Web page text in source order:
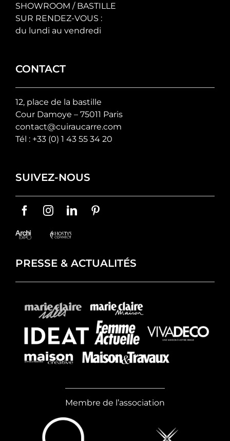
SHOWROOM / BASTILLE
SUR RENDEZ-VOUS :
du lundi au vendredi
CONTACT
12, place de la bastille
Cour Damoye – 75011 Paris
contact@cuiraucarre.com
Tél : +33 (0) 1 43 55 34 20
SUIVEZ-NOUS
PRESSE & ACTUALITÉS
Membre de l’association